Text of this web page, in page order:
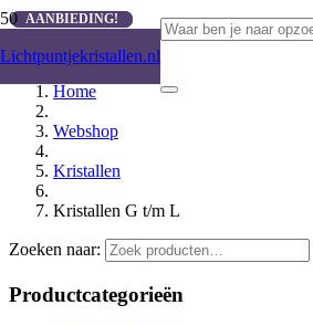
Lichtpuntjekristallen.nl
Home
Webshop
Kristallen
Kristallen G t/m L
Zoeken naar:
Productcategorieën
AANBIEDING!
AANBIEDING!